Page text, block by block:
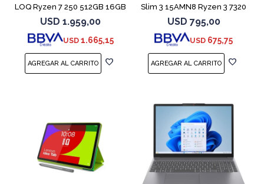
LOQ Ryzen 7 250 512GB 16GB
RTX 5060
USD 1.959,00
USD 1.665,15
Slim 3 15AMN8 Ryzen 3 7320
512GB 8GB
USD 795,00
USD 675,75